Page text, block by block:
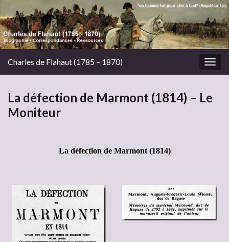
Charles de Flahaut (1785 – 1870)
La défection de Marmont (1814) – Le
Moniteur
La défection de Marmont (1814)